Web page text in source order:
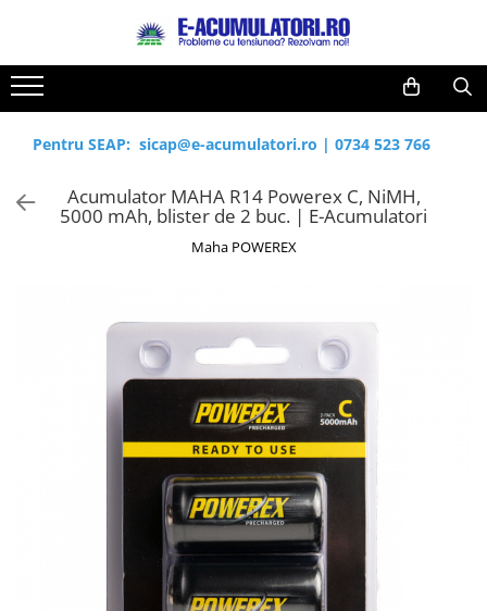
Toate Produsele
Acumulatori, Baterii si Incarcatoare
Uzuale
Baterii alcaline
Baterii litiu
Baterii Industriale
Acumulatori
Incarcatoare acumulatori
Panouri fotovoltaice si accesorii
Panouri fotovoltaice
Sisteme prindere panouri
Reduceri de vara
Cabluri
Acumulatori
Prelungitoare
Panouri fotovoltaice
Pentru SEAP: sicap@e-acumulatori.ro | 0734 523 766
Acumulator MAHA R14 Powerex C, NiMH,
5000 mAh, blister de 2 buc. | E-Acumulatori
Maha POWEREX